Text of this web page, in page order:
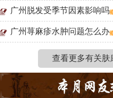
广州脱发受季节因素影响吗
广州荨麻疹水肿问题怎么办
查看更多有关肤